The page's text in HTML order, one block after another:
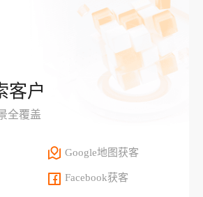
客户
全覆盖
Google地图获客
Facebook获客